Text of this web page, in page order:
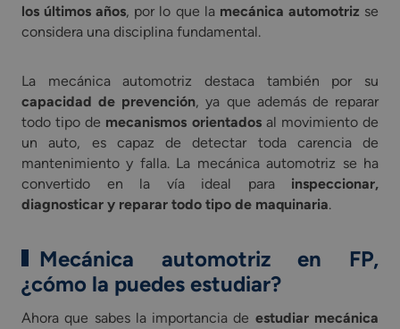
los últimos años, por lo que la mecánica automotriz se
considera una disciplina fundamental.
La mecánica automotriz destaca también por su
capacidad de prevención, ya que además de reparar
todo tipo de mecanismos orientadosal movimiento de
un auto, es capaz de detectar toda carencia de
mantenimiento y falla. La mecánica automotriz se ha
convertido en la vía ideal para inspeccionar,
diagnosticar y reparar todo tipo de maquinaria.
Mecánica automotriz en FP,
¿cómo la puedes estudiar?
Ahora que sabes la importancia de estudiar mecánica